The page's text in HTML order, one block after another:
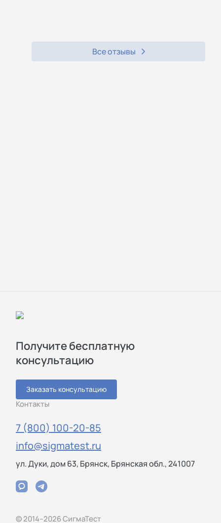
Все отзывы
Получите бесплатную
консультацию
Заказать консультацию
Контакты
7 (800) 100-20-85
info@sigmatest.ru
ул. Дуки, дом 63, Брянск, Брянская обл., 241007
© 2014–2026 СигмаТест